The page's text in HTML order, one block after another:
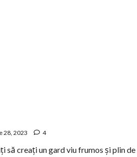
28, 2023 4
să creați un gard viu frumos și plin de